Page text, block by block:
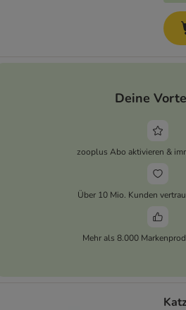
Deine
zooplus Abo aktivieren &
Über 10 Mio. Kunden
Mehr als 8.000